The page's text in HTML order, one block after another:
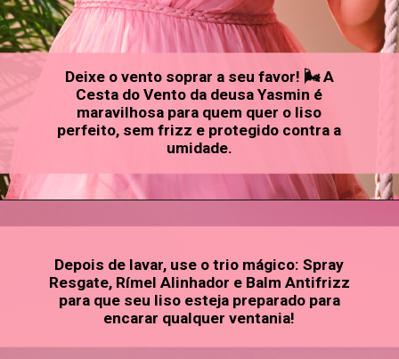
Deixe o vento soprar a seu favor! 🌬️ A
Cesta do Vento da deusa Yasmin é
maravilhosa para quem quer o liso
perfeito, sem frizz e protegido contra a
umidade.
Depois de lavar, use o trio mágico: Spray
Resgate, Rímel Alinhador e Balm Antifrizz
para que seu liso esteja preparado para
encarar qualquer ventania!